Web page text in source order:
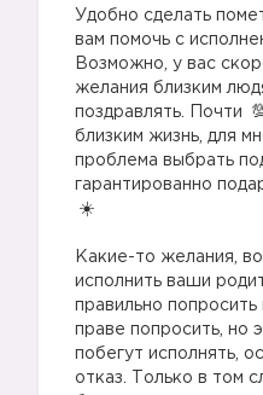
Удобно сделать
вам помочь с
Возможно, у вас
желания близким
поздравлять. Почти
близким жизнь, для
проблема выбрать
гарантированно
Какие-то желания,
исполнить ваши
правильно
праве попросить, но
побегут исполнять,
отказ. Только в том